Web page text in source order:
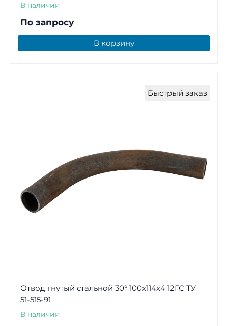
В наличии
По запросу
В корзину
Быстрый заказ
Отвод гнутый стальной 30° 100х114х4 12ГС ТУ
51-515-91
В наличии